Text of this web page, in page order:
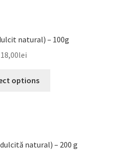
natural) – 100g
18,00lei
options
natural) – 200 g